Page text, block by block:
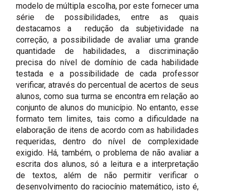
modelo de múltipla escolha, por este fornecer uma
série de possibilidades, entre as quais
destacamos a redução da subjetividade na
correção, a possibilidade de avaliar uma grande
quantidade de habilidades, a discriminação
precisa do nível de domínio de cada habilidade
testada e a possibilidade de cada professor
verificar, através do percentual de acertos de seus
alunos, como sua turma se encontra em relação ao
conjunto de alunos do município. No entanto, esse
formato tem limites, tais como a dificuldade na
elaboração de itens de acordo com as habilidades
requeridas, dentro do nível de complexidade
exigido. Há, também, o problema de não avaliar a
escrita dos alunos, só a leitura e a interpretação
de textos, além de não permitir verificar o
desenvolvimento do raciocínio matemático, isto é,